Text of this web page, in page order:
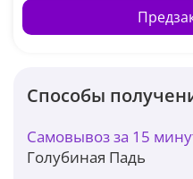
Способы
Самовывоз за 15
Голубиная Падь